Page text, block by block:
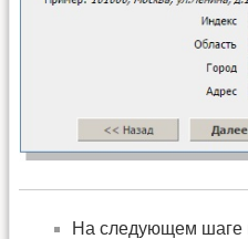
На следующем шаге